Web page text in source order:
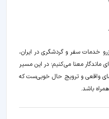
خدمات سفر و گردشگری در ایران،
معنا می‌کنیم؛ در این مسیر‍
واقعی و ترویج حال خوبی‌ست که
باشد.